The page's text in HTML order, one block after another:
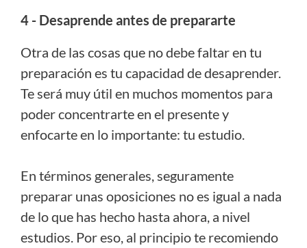
4 - Desaprende antes de prepararte
Otra de las cosas que no debe faltar en tu
preparación es tu capacidad de desaprender.
Te será muy útil en muchos momentos para
poder concentrarte en el presente y
enfocarte en lo importante: tu estudio.
En términos generales, seguramente
preparar unas oposiciones no es igual a nada
de lo que has hecho hasta ahora, a nivel
estudios. Por eso, al principio te recomiendo